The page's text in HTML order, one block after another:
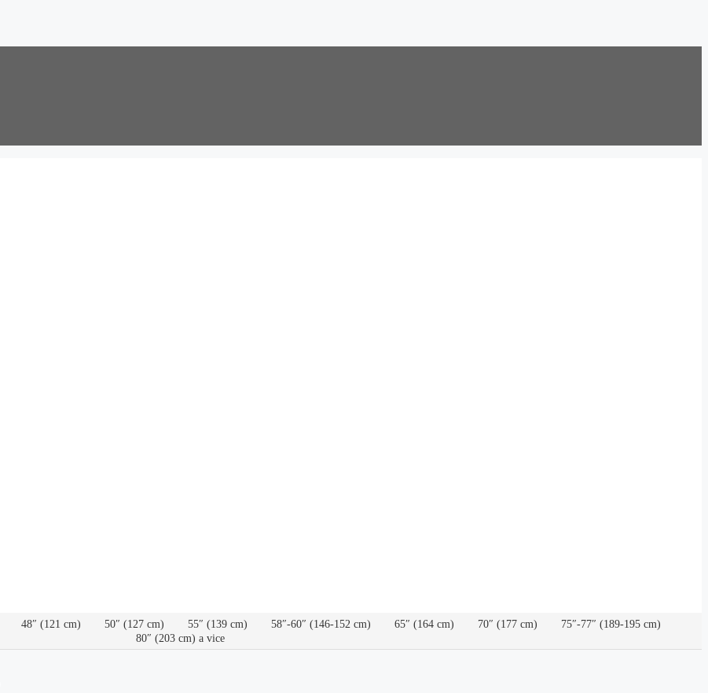
48″ (121 cm) 50″ (127 cm) 55″ (139 cm) 58″-60″ (146-152 cm) 65″ (164 cm) 70″ (177 cm)
75″-77″ (189-195 cm)
80″ (203 cm) a vice